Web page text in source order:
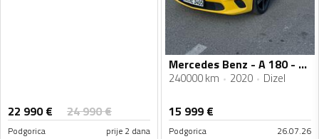
22 990€ 24 990€
Podgorica prije 2 dana
Mercedes Benz - A 180 - Mercedes A180 CDI
240000 km 2020 Dizel
15 999 €
Podgorica 26.07.26